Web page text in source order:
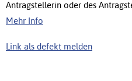
Antragstellerin oder des
Mehr Info
Link als defekt melden